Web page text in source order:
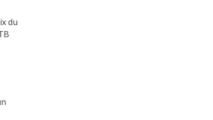
du